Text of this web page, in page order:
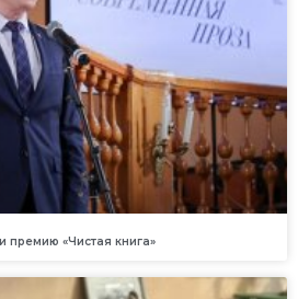
премию «Чистая книга»